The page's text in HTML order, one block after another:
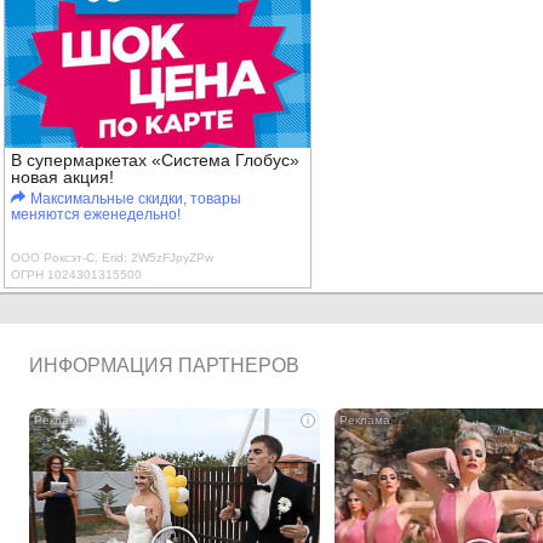
В супермаркетах «Система Глобус»
новая акция!
Максимальные скидки, товары
меняются еженедельно!
ООО Роксэт-С, Erid: 2W5zFJpyZPw
ОГРН 1024301315500
ИНФОРМАЦИЯ ПАРТНЕРОВ
i